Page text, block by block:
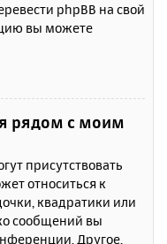
phpBB на свой
вы можете
рядом с моим
присутствовать
относиться к
квадратики или
сообщений вы
Другое,